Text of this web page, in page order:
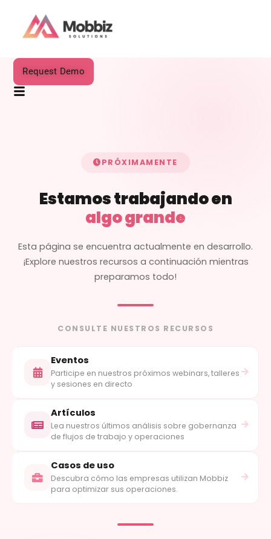
Request Demo
PRÓXIMAMENTE
Estamos trabajando en
algo grande
Esta página se encuentra actualmente en desarrollo.
¡Explore nuestros recursos a continuación mientras
preparamos todo!
CONSULTE NUESTROS RECURSOS
Eventos
Participe en nuestros próximos webinars, talleres
y sesiones en directo
Artículos
Lea nuestros últimos análisis sobre gobernanza
de flujos de trabajo y operaciones
Casos de uso
Descubra cómo las empresas utilizan Mobbiz
para optimizar sus operaciones.